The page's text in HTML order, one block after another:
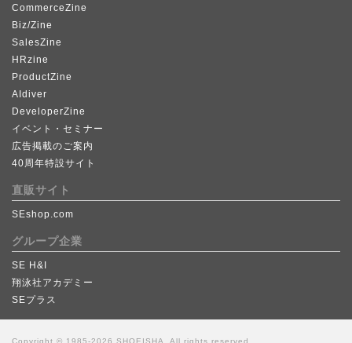
CommerceZine
Biz/Zine
SalesZine
HRzine
ProductZine
AIdiver
DeveloperZine
イベント・セミナー
広告掲載のご案内
40周年特設サイト
直販サイト
SEshop.com
グループ企業
SE H&I
翔泳社アカデミー
SEプラス
Copyright © 1985-2026 SHOEISHA, All rights reserved.